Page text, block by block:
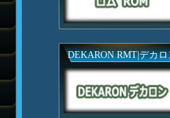
DEKARON RMT|デカロ